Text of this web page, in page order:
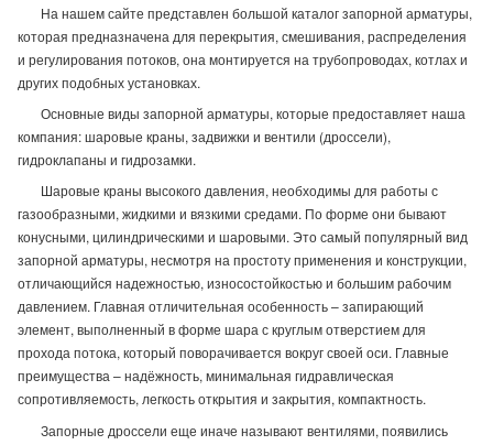
На нашем сайте представлен большой каталог запорной арматуры,
которая предназначена для перекрытия, смешивания, распределения
и регулирования потоков, она монтируется на трубопроводах, котлах и
других подобных установках.
Основные виды запорной арматуры, которые предоставляет наша
компания: шаровые краны, задвижки и вентили (дроссели),
гидроклапаны и гидрозамки.
Шаровые краны высокого давления, необходимы для работы с
газообразными, жидкими и вязкими средами. По форме они бывают
конусными, цилиндрическими и шаровыми. Это самый популярный вид
запорной арматуры, несмотря на простоту применения и конструкции,
отличающийся надежностью, износостойкостью и большим рабочим
давлением. Главная отличительная особенность – запирающий
элемент, выполненный в форме шара с круглым отверстием для
прохода потока, который поворачивается вокруг своей оси. Главные
преимущества – надёжность, минимальная гидравлическая
сопротивляемость, легкость открытия и закрытия, компактность.
Запорные дроссели еще иначе называют вентилями, появились